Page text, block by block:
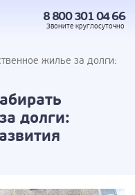
8 800 301 04 66
Звоните круглосуточно
жилье за долги:
долги: